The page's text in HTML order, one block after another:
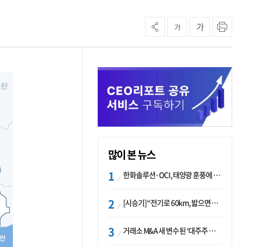
가 가
많이 본 뉴스
한화솔루션·OCI, 태양광 훈풍에 실적 개선…美 ‘섹션232’ 최대 변수
[시승기] “전기로 60km, 밟으면 462마력”…볼보 XC60 T8의 두 얼굴
거래소 M&A 새 변수 된 ‘대주주 심사’…네이버·두나무 결합도 영향권